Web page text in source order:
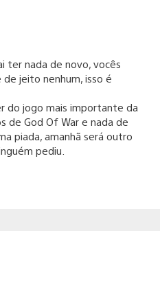
ter nada de novo, vocês
jeito nenhum, isso é
do jogo mais importante da
de God Of War e nada de
piada, amanhã será outro
pediu.